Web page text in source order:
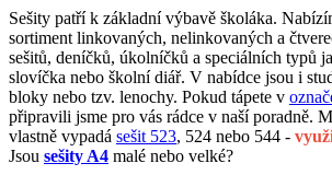
Sešity patří k základní výbavě školáka.
sortiment linkovaných, nelinkovaných a
sešitů, deníčků, úkolníčků a speciálních typů
slovíčka nebo školní diář. V nabídce jsou i
bloky nebo tzv. lenochy. Pokud tápete v
připravili jsme pro vás rádce v naší poradně.
vlastně vypadá sešit 523, 524 nebo 544 -
Jsou sešity A4 malé nebo velké?